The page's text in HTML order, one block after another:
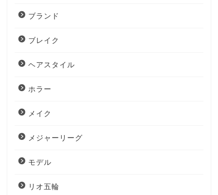
ブランド
ブレイク
ヘアスタイル
ホラー
メイク
メジャーリーグ
モデル
リオ五輪